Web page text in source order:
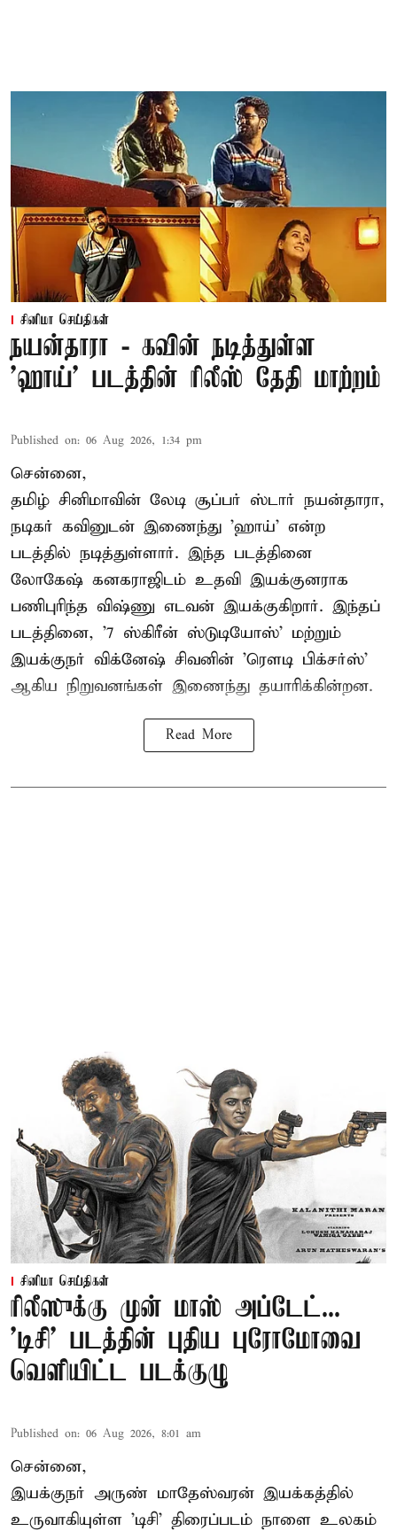
சினிமா செய்திகள்
நயன்தாரா - கவின் நடித்துள்ள
'ஹாய்' படத்தின் ரிலீஸ் தேதி மாற்றம்
Published on: 06 Aug 2026, 1:34 pm
சென்னை,
தமிழ் சினிமாவின் லேடி சூப்பர் ஸ்டார் நயன்தாரா,
நடிகர் கவினுடன் இணைந்து 'ஹாய்' என்ற
படத்தில் நடித்துள்ளார். இந்த படத்தினை
லோகேஷ் கனகராஜிடம் உதவி இயக்குனராக
பணிபுரிந்த விஷ்ணு எடவன் இயக்குகிறார். இந்தப்
படத்தினை, '7 ஸ்கிரீன் ஸ்டுடியோஸ்' மற்றும்
இயக்குநர் விக்னேஷ் சிவனின் 'ரௌடி பிக்சர்ஸ்'
ஆகிய நிறுவனங்கள் இணைந்து தயாரிக்கின்றன.
Read More
சினிமா செய்திகள்
ரிலீஸுக்கு முன் மாஸ் அப்டேட்...
'டிசி' படத்தின் புதிய புரோமோவை
வெளியிட்ட படக்குழு
Published on: 06 Aug 2026, 8:01 am
சென்னை,
இயக்குநர் அருண் மாதேஸ்வரன் இயக்கத்தில்
உருவாகியுள்ள 'டிசி' திரைப்படம் நாளை உலகம்